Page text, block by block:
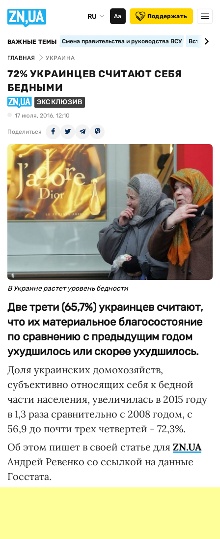
RU Аа Поддержать
ВАЖНЫЕ ТЕМЫ Смена правительства и руководства ВСУ
ГЛАВНАЯ УКРАИНА
72% УКРАИНЦЕВ СЧИТАЮТ СЕБЯ
БЕДНЫМИ
ЭКСКЛЮЗИВ
17 июля, 2016, 12:10
Поделиться
В Украине растет уровень бедности
Две трети (65,7%) украинцев считают,
что их материальное благосостояние
по сравнению с предыдущим годом
ухудшилось или скорее ухудшилось.
Доля украинских домохозяйств,
субъективно относящих себя к бедной
части населения, увеличилась в 2015 году
в 1,3 раза сравнительно с 2008 годом, с
56,9 до почти трех четвертей - 72,3%.
Об этом пишет в своей статье для ZN.UA
Андрей Ревенко со ссылкой на данные
Госстата.